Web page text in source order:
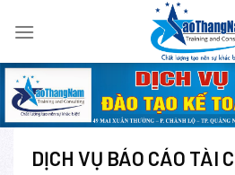
DỊCH VỤ BÁO CÁO TÀI